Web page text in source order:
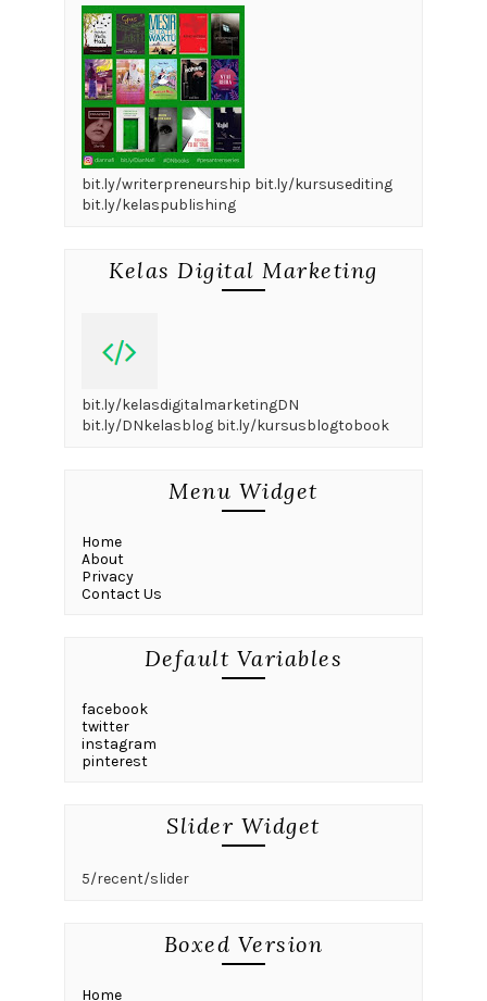
bit.ly/writerpreneurship bit.ly/kursusediting
bit.ly/kelaspublishing
Kelas Digital Marketing
bit.ly/kelasdigitalmarketingDN
bit.ly/DNkelasblog bit.ly/kursusblogtobook
Menu Widget
Home
About
Privacy
Contact Us
Default Variables
facebook
twitter
instagram
pinterest
Slider Widget
5/recent/slider
Boxed Version
Home